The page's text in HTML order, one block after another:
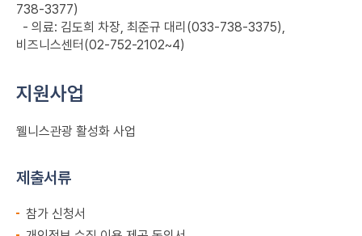
738-3377)
- 의료: 김도희 차장, 최준규 대리 (033-738-3375),
비즈니스센터 (02-752-2102~4)
지원사업
웰니스관광 활성화 사업
제출서류
참가 신청서